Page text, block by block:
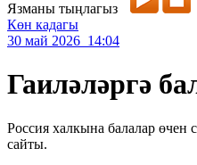
Язманы тыңлагыз
Көн кадагы
30 май 2026 14:04
Гаиләләргә
Россия халкына балалар өчен
сайты.